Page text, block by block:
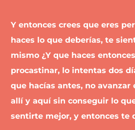
Y entonces crees que eres
haces lo que deberías, te
mismo ¿Y que haces
procastinar, lo intentas dos
que hacías antes, no avanzar
allí y aquí sin conseguir lo
sentirte mejor, y entonces te